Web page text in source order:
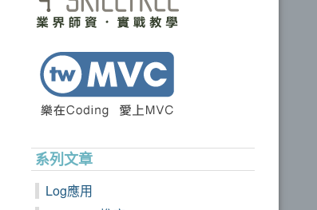
系列文章
Log應用